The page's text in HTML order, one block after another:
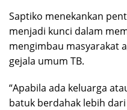
Saptiko menekankan
menjadi kunci dalam
mengimbau masyarakat
gejala umum TB.
“Apabila ada keluarga
batuk berdahak lebih